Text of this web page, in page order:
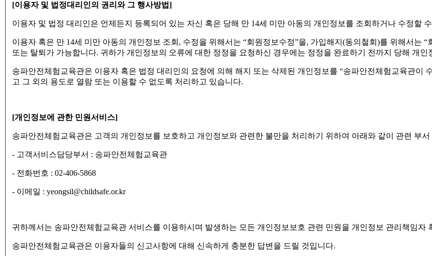
[이용자 및 법정대리인의 권리와 그 행사방법]
이용자 및 법정 대리인은 언제든지 등록되어 있는 자신 혹은 당해 만 14세 미만 아동의 개인정보를 조회하거나 수정할
이용자 혹은 만 14세 미만 아동의 개인정보 조회, 수정을 위해서는 “회원정보수정”을, 가입해지(동의철회)를 위해서는
또는 탈퇴가 가능합니다. 귀하가 개인정보의 오류에 대한 정정을 요청하신 경우에는 정정을 완료하기 전까지 당해 개인
송파안전체험교육관은 이용자 혹은 법정 대리인의 요청에 의해 해지 또는 삭제된 개인정보를 “송파안전체험교육관이
고 그 외의 용도로 열람 또는 이용할 수 없도록 처리하고 있습니다.
[개인정보에 관한 민원서비스]
송파안전체험교육관은 고객의 개인정보를 보호하고 개인정보와 관련한 불만을 처리하기 위하여 아래와 같이 관련 부
- 고객서비스담당부서 : 송파안전체험교육관
- 전화번호 : 02-406-5868
- 이메일 : yeongsil@childsafe.or.kr
귀하께서는 송파안전체험교육관 서비스를 이용하시며 발생하는 모든 개인정보보호 관련 민원을 개인정보 관리책임자
송파안전체험교육관은 이용자들의 신고사항에 대해 신속하게 충분한 답변을 드릴 것입니다.